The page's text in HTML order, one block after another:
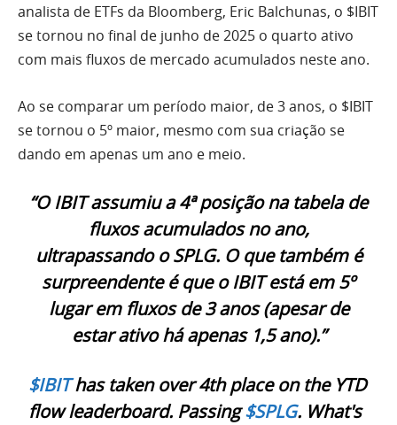
analista de ETFs da Bloomberg, Eric Balchunas, o $IBIT
se tornou no final de junho de 2025 o quarto ativo
com mais fluxos de mercado acumulados neste ano.
Ao se comparar um período maior, de 3 anos, o $IBIT
se tornou o 5º maior, mesmo com sua criação se
dando em apenas um ano e meio.
“O IBIT assumiu a 4ª posição na tabela de
fluxos acumulados no ano,
ultrapassando o SPLG. O que também é
surpreendente é que o IBIT está em 5º
lugar em fluxos de 3 anos (apesar de
estar ativo há apenas 1,5 ano).”
$IBIThas taken over 4th place on the YTD
flow leaderboard. Passing$SPLG. What's